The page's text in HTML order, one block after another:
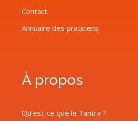
Contact
Annuaire des praticiens
À propos
Qu’est-ce que le Tantra ?